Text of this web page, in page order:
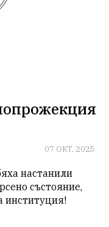
07 ОКТ, 2025
настанили
състояние,